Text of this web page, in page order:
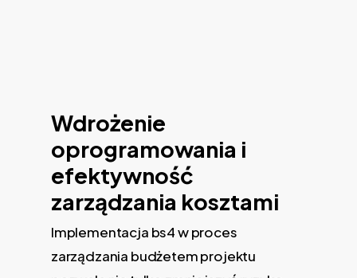
Wdrożenie
oprogramowania i
efektywność
zarządzania kosztami
Implementacja bs4 w proces
zarządzania budżetem projektu